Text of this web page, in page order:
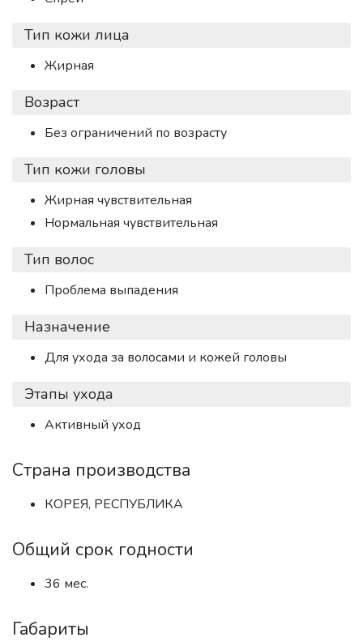
Тип кожи лица
Жирная
Возраст
Без ограничений по возрасту
Тип кожи головы
Жирная чувствительная
Нормальная чувствительная
Тип волос
Проблема выпадения
Назначение
Для ухода за волосами и кожей головы
Этапы ухода
Активный уход
Страна производства
КОРЕЯ, РЕСПУБЛИКА
Общий срок годности
36 мес.
Габариты